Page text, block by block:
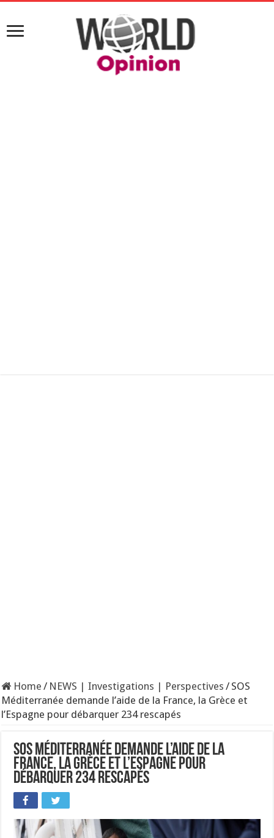
Home / NEWS | Investigations | Perspectives / SOS
Méditerranée demande l’aide de la France, la Grèce et
l’Espagne pour débarquer 234 rescapés
SOS Méditerranée demande l’aide de la
France, la Grèce et l’Espagne pour
débarquer 234 rescapés